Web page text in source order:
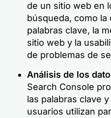
de un sitio web en
búsqueda, como la
palabras clave, la
sitio web y la
de problemas de
Análisis de los
Search Console
las palabras clave
usuarios utilizan